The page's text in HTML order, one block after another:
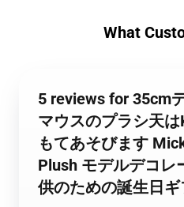
What
5 reviews for 35cm
マウスのプラシ天
もてあそびます
Plush モデルデコレ
供のための誕生日ギ